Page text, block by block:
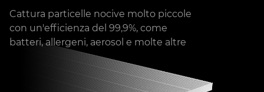
Cattura particelle nocive molto piccole
con un'efficienza del 99,9%, come
batteri, allergeni, aerosol e molte altre